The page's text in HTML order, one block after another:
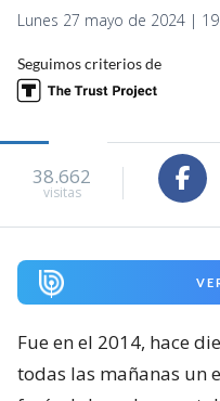
Lunes 27 mayo de 2024 |
Seguimos criterios de
38.662
visitas
Fue en el 2014, hace
todas las mañanas un